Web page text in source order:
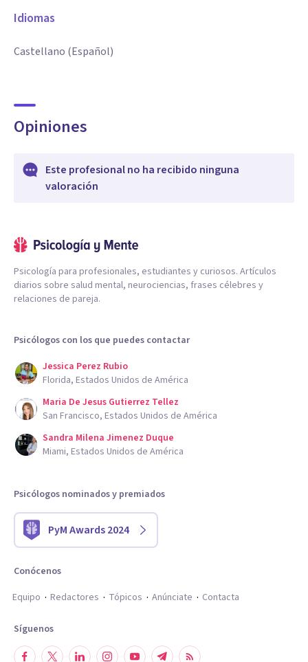
Idiomas
Castellano (Español)
Opiniones
Este profesional no ha recibido ninguna
valoración
Psicología para profesionales, estudiantes y curiosos. Artículos
diarios sobre salud mental, neurociencias, frases célebres y
relaciones de pareja.
Psicólogos con los que puedes contactar
Jessica Perez Rubio
Florida, Estados Unidos de América
Maria De Jesus Gutierrez Tellez
San Francisco, Estados Unidos de América
Sandra Milena Jimenez Duque
Miami, Estados Unidos de América
Psicólogos nominados y premiados
PyM Awards 2024
Conócenos
Equipo
Redactores Tópicos Anúnciate Contacta
Síguenos